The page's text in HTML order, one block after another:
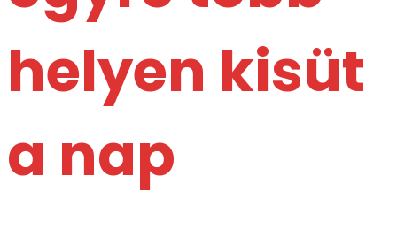
helyen kisüt
a nap